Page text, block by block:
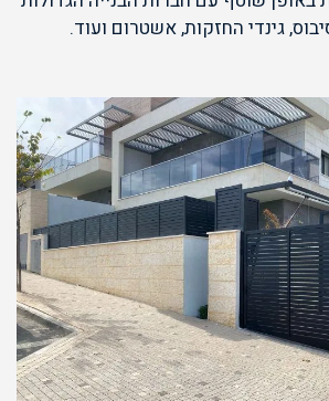
גינדי החזקות, אשטרום ועוד.